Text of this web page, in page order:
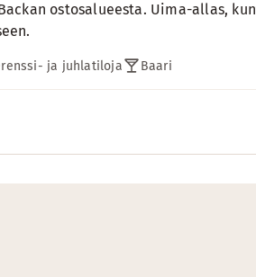
ostosalueesta. Uima-allas,
ja juhlatiloja Baari